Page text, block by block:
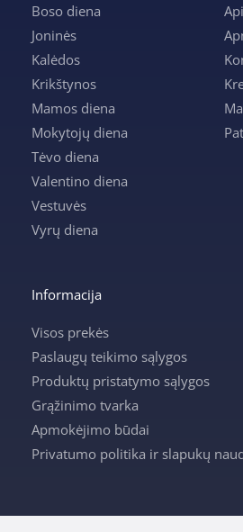
Boso diena
Joninės
Kalėdos
Krikštynos
Mamos diena
Mokytojų diena
Tėvo diena
Valentino diena
Vestuvės
Vyrų diena
Informacija
Visos prekės
Paslaugų teikimo sąlygos
Produktų pristatymo sąlygos
Grąžinimo tvarka
Apmokėjimo būdai
Privatumo politika ir slapukų